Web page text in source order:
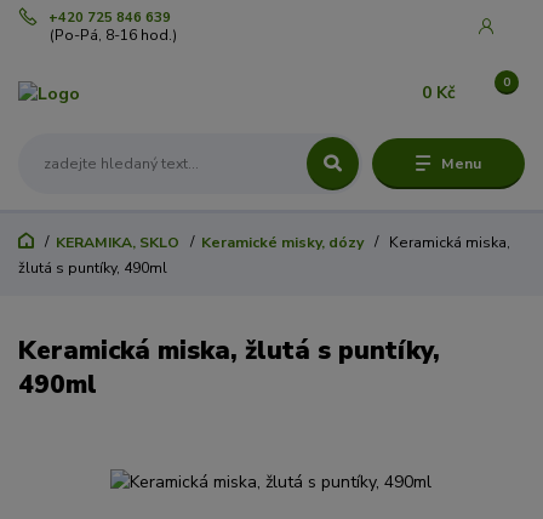
Menu
+420 725 846 639
(Po-Pá, 8-16 hod.)
0
0 Kč
KERAMIKA, SKLO Keramické misky, dózy
Keramická miska,
žlutá s puntíky, 490ml
Keramická miska, žlutá s puntíky,
490ml